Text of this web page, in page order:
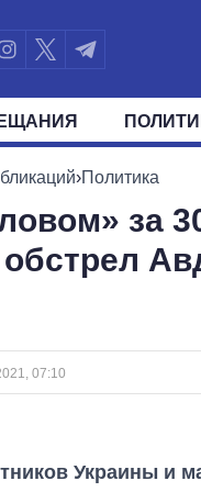
ПРЕЗИДЕНТ И
›Политика
за
07:10
Украины и